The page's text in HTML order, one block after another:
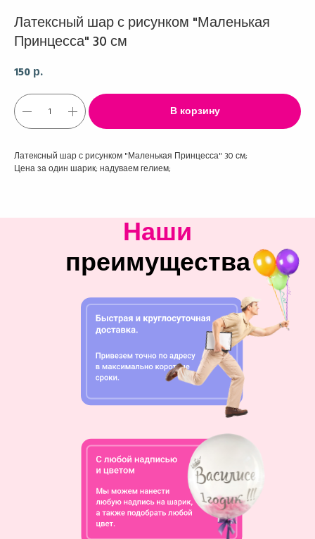
Латексный шар с рисунком "Маленькая
Принцесса" 30 см
150 р.
В корзину
Латексный шар с рисунком "Маленькая Принцесса" 30 см;
Цена за один шарик; надуваем гелием;
Наши
преимущества